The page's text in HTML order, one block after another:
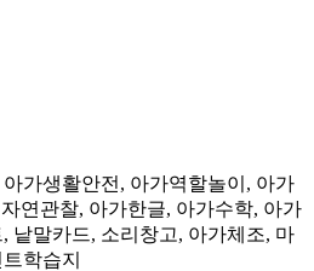
가생활안전, 아가역할놀이, 아가
연관찰, 아가한글, 아가수학, 아가
낱말카드, 소리창고, 아가체조, 마
학습지